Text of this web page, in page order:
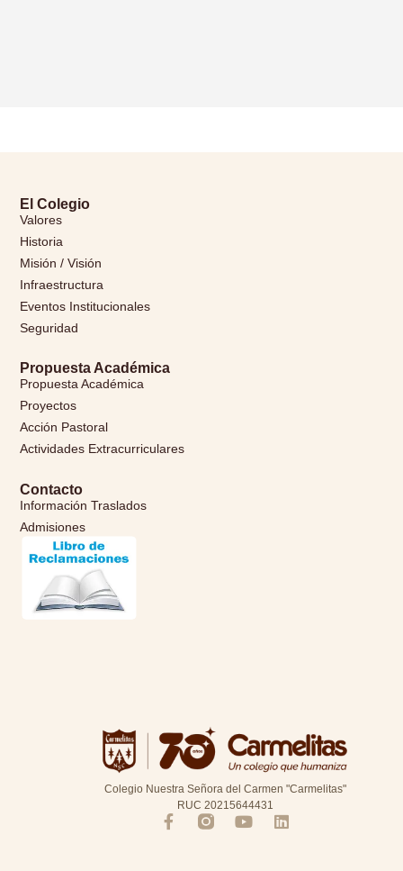
Colegio Nuestra Señora del Carmen "Carmelitas"
RUC 20215644431
El Colegio
Valores
Historia
Misión / Visión
Infraestructura
Eventos Institucionales
Seguridad
Propuesta Académica
Propuesta Académica
Proyectos
Acción Pastoral
Actividades Extracurriculares
Contacto
Información Traslados
Admisiones